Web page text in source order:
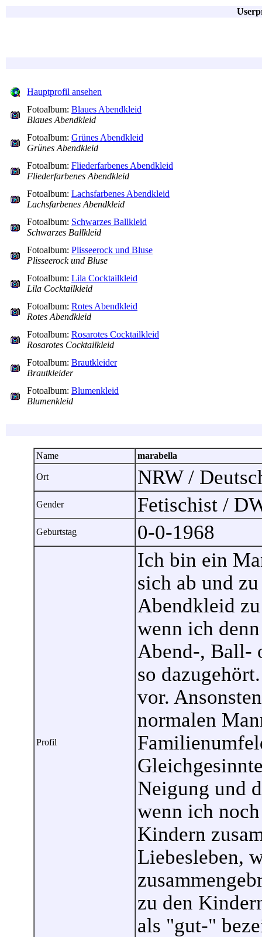
Hauptprofil ansehen
Fotoalbum: Blaues Abendkleid
Blaues Abendkleid
Fotoalbum: Grünes Abendkleid
Grünes Abendkleid
Fotoalbum: Fliederfarbenes Abendkleid
Fliederfarbenes Abendkleid
Fotoalbum: Lachsfarbenes Abendkleid
Lachsfarbenes Abendkleid
Fotoalbum: Schwarzes Ballkleid
Schwarzes Ballkleid
Fotoalbum: Plisseerock und Bluse
Plisseerock und Bluse
Fotoalbum: Lila Cocktailkleid
Lila Cocktailkleid
Fotoalbum: Rotes Abendkleid
Rotes Abendkleid
Fotoalbum: Rosarotes Cocktailkleid
Rosarotes Cocktailkleid
Fotoalbum: Brautkleider
Brautkleider
Fotoalbum: Blumenkleid
Blumenkleid
Name marabella
Ort NRW /
Gender Fetischist /
Geburtstag 0-0-1968
Profil
Ich bin ein
sich ab und
Abendkleid
wenn ich
Abend-, Ball-
so
vor.
normalen
Neigung und
wenn ich
Kindern
Liebesleben,
zu den
als "gut-"